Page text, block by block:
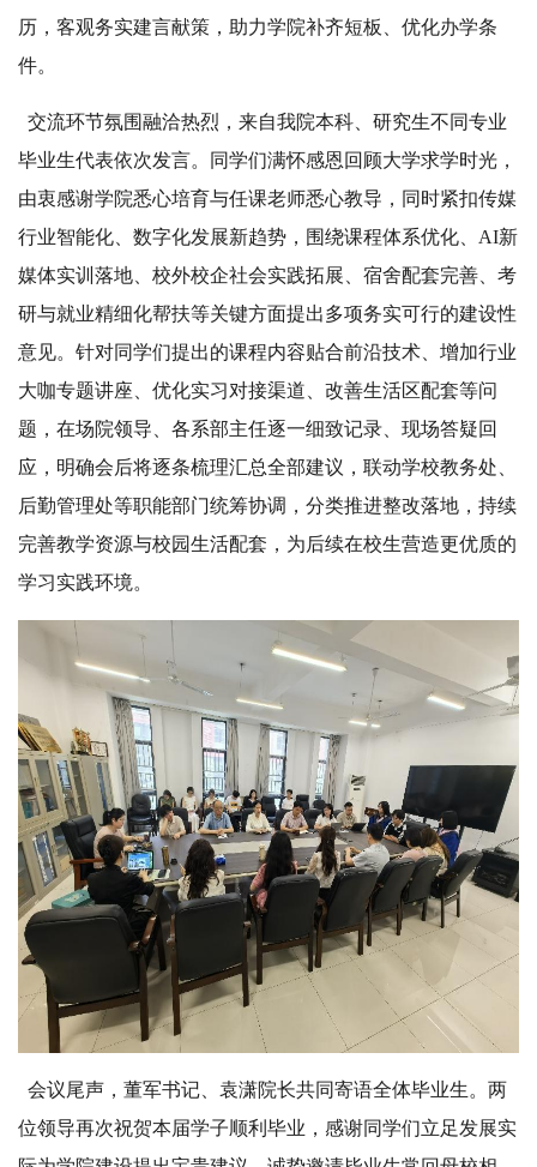
历，客观务实建言献策，助力学院补齐短板、优化办学条
件。
交流环节氛围融洽热烈，来自我院本科、研究生不同专业
毕业生代表依次发言。同学们满怀感恩回顾大学求学时光，
由衷感谢学院悉心培育与任课老师悉心教导，同时紧扣传媒
行业智能化、数字化发展新趋势，围绕课程体系优化、AI新
媒体实训落地、校外校企社会实践拓展、宿舍配套完善、考
研与就业精细化帮扶等关键方面提出多项务实可行的建设性
意见。针对同学们提出的课程内容贴合前沿技术、增加行业
大咖专题讲座、优化实习对接渠道、改善生活区配套等问
题，在场院领导、各系部主任逐一细致记录、现场答疑回
应，明确会后将逐条梳理汇总全部建议，联动学校教务处、
后勤管理处等职能部门统筹协调，分类推进整改落地，持续
完善教学资源与校园生活配套，为后续在校生营造更优质的
学习实践环境。
会议尾声，董军书记、袁潇院长共同寄语全体毕业生。两
位领导再次祝贺本届学子顺利毕业，感谢同学们立足发展实